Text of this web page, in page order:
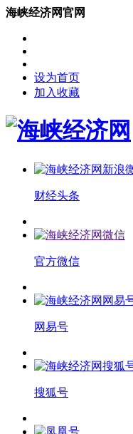
海峡经济网官网
设为首页
加入收藏
财经头条
官方微信
网易号
搜狐号